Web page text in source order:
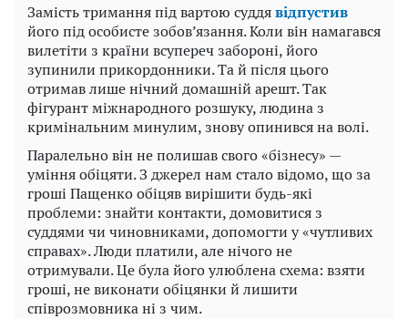
Замість тримання під вартою суддявідпустив
його під особисте зобов’язання. Коли він намагався
вилетіти з країни всупереч забороні, його
зупинили прикордонники. Та й після цього
отримав лише нічний домашній арешт. Так
фігурант міжнародного розшуку, людина з
кримінальним минулим, знову опинився на волі.
Паралельно він не полишав свого «бізнесу» —
уміння обіцяти. З джерел нам стало відомо, що за
гроші Пащенко обіцяв вирішити будь-які
проблеми: знайти контакти, домовитися з
суддями чи чиновниками, допомогти у «чутливих
справах». Люди платили, але нічого не
отримували. Це була його улюблена схема: взяти
гроші, не виконати обіцянки й лишити
співрозмовника ні з чим.